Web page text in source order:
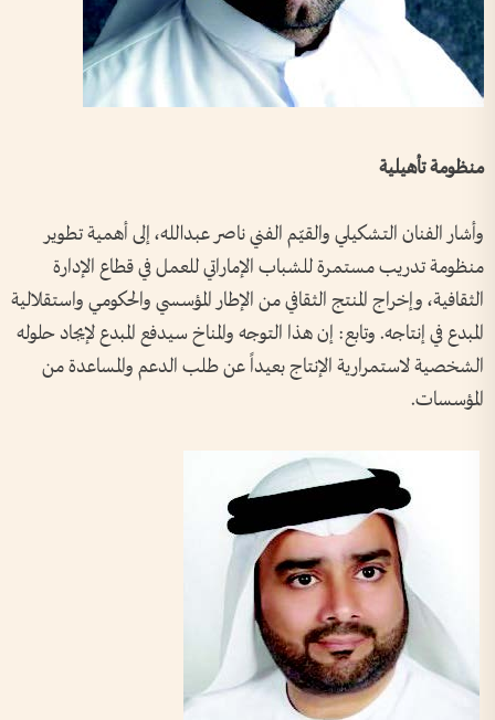
منظومة تأهيلية
وأشار الفنان التشكيلي والقيّم الفني ناصر عبدالله، إلى أهمية تطوير
منظومة تدريب مستمرة للشباب الإماراتي للعمل في قطاع الإدارة
الثقافية، وإخراج المنتج الثقافي من الإطار المؤسسي والحكومي واستقلالية
المبدع في إنتاجه. وتابع: إن هذا التوجه والمناخ سيدفع المبدع لإيجاد حلوله
الشخصية لاستمرارية الإنتاج بعيداً عن طلب الدعم والمساعدة من
المؤسسات.